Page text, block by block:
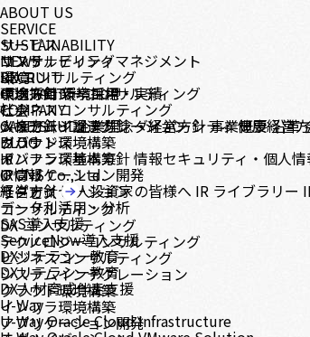
ABOUT US
SERVICE
サービス
コンサルティング
DX コンサルティング
テクノロジーコンサルティング
ビジネスコンサルティング
システムインテグレーション
クラウド環境構築
インフラ環境構築
アプリケーション開発
モダナイゼーション
データ利活用・分析
SAS導入支援
ServiceNow導入支援
DXリテラシー教育
DXリテラシー教育
DX人材育成伴走支援
U-Way
U-Way Oracle Cloud Infrastructure
SUSTAINABILITY
サステナビリティマネジメント
環境
環境方針環境目標・実績
社会
人権方針・調達方針ダイバーシティ健康経営
ガバナンス
ガバナンス基本方針情報セキュリティ・個人
NEWS
RECRUIT
中途採用新卒採用
CONTACT
COMPANY
メッセージ企業理念・経営方針事業概要沿革
CASE STUDY
BLOG
IR
IR情報
経営方針個人投資家の皆様へ IR ライブラリー
© CNS Co., Ltd.
サービス
コンサルティング
DX コンサルティング
テクノロジーコンサルティング
ビジネスコンサルティング
システムインテグレーション
クラウド環境構築
インフラ環境構築
アプリケーション開発